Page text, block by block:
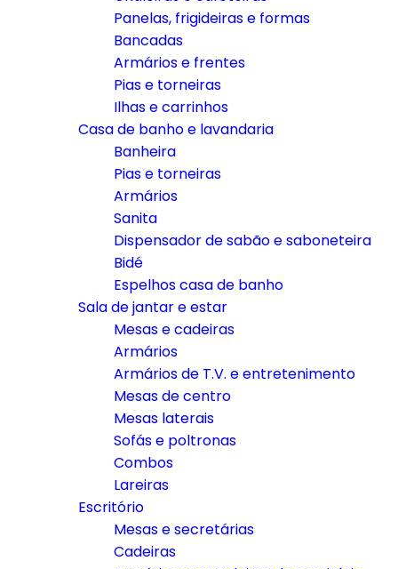
Panelas, frigideiras e formas
Bancadas
Armários e frentes
Pias e torneiras
Ilhas e carrinhos
Casa de banho e lavandaria
Banheira
Pias e torneiras
Armários
Sanita
Dispensador de sabão e saboneteira
Bidé
Espelhos casa de banho
Sala de jantar e estar
Mesas e cadeiras
Armários
Armários de T.V. e entretenimento
Mesas de centro
Mesas laterais
Sofás e poltronas
Combos
Lareiras
Escritório
Mesas e secretárias
Cadeiras